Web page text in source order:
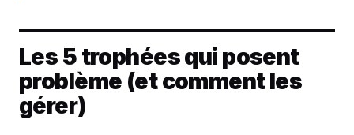
Les 5 trophées qui posent
problème (et comment les
gérer)